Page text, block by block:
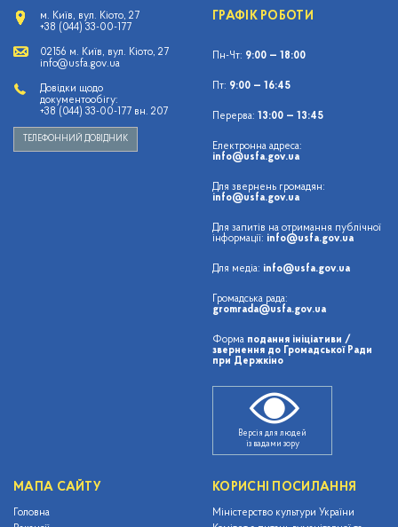
м. Київ, вул. Кіото, 27
+38 (044) 33-00-177
02156 м. Київ, вул. Кіото, 27
info@usfa.gov.ua
Довідки щодо
документообігу:
+38 (044) 33-00-177 вн. 207
ТЕЛЕФОННИЙ ДОВІДНИК
ГРАФІК РОБОТИ
Пн-Чт: 9:00 — 18:00
Пт: 9:00 — 16:45
Перерва: 13:00 — 13:45
Електронна адреса:
info@usfa.gov.ua
Для звернень громадян:
info@usfa.gov.ua
Для запитів на отримання публічної
інформації: info@usfa.gov.ua
Для медіа: info@usfa.gov.ua
Громадська рада:
gromrada@usfa.gov.ua
Форма подання ініціативи /
звернення до Громадської Ради
при Держкіно
Версія для людей
із вадами зору
МАПА САЙТУ
Головна
КОРИСНІ ПОСИЛАННЯ
Міністерство культури України